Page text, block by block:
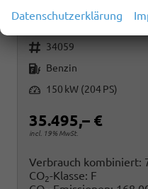
sofort lieferbar Neuwagen
Fahrzeugnr. 34059
Kraftstoff Benzin
Leistung
150 kW (204 PS)
35.495,– €
incl. 19% MwSt.
Verbrauch kombiniert:
CO2-Klasse: F
Datenschutzerklärung